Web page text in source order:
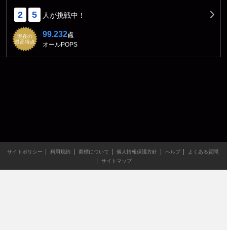
2 5 人が挑戦中！
現在の
最高得点
99.232点
オールPOPS
サイトポリシー 利用規約 商標について 個人情報保護方針 ヘルプ
よくある質問
サイトマップ